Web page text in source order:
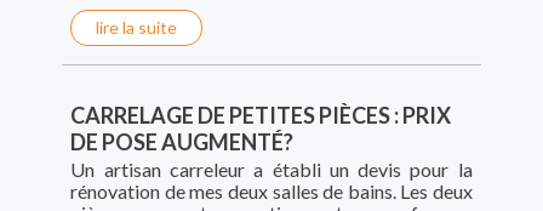
lire la suite
CARRELAGE DE PETITES PIÈCES : PRIX
DE POSE AUGMENTÉ?
Un artisan carreleur a établi un devis pour la
rénovation de mes deux salles de bains. Les deux